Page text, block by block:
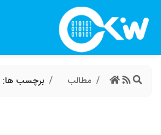
مطالب برچسب ها: Search Engine Optimization